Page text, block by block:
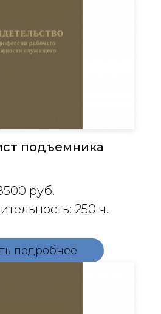
подъемника
руб.
250 ч.
подробнее